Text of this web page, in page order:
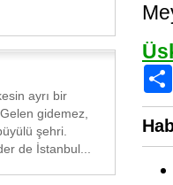
ayrı bir
gidemez,
şehri.
de İstanbul...